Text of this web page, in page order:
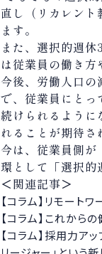
直し（リカレン
ます。
また、選択的週休3
は従業員の働き方
今後、労働人口
で、従業員にとっ
続けられるように
れることが期待さ
今は、従業員側
環として「選択的
＜関連記事＞
【コラム】リモート
【コラム】これから
【コラム】採用力ア